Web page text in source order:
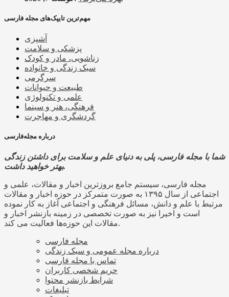
مهم‌ترین تایپک‌های مجله فارسی
آشپزی
پزشکی و سلامت
زناشویی، مادر و کودک
سبک زندگی و خانواده
سرگرمی
طبیعت و حیوانات
علمی و تکنولوژی
فرهنگی، هنر و سینما
گردشگری و مهاجرت
درباره مجله‌فارسی
شما با مجله فارسی، پلی به دنیای علم و سلامت برای داشتن زندگی
بهتر خواهید داشت.
مجله فارسی، سیستم جامع بروزترین اخبار و مقالات، علمی و
اجتماعی از سال ۱۳۹۵ به صورت متمرکز در حوزه اخبار و مقالات
مرتبط با علم و دانش، مسائل فرهنگی و اجتماعی آغاز به کار نموده
است و اخیرا نیز به صورت تخصصی در زمینه بازنشر اخبار و
مقالات این حوزه‌ها فعالیت می کند.
مجله فارسی
درباره مجله عمومی و سبک زندگی
تماس با مجله فارسی
حریم شخصی کاربران
شرایط بازنشر محتوا
تبلیغات